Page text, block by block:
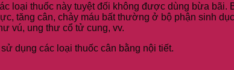
loại thuốc này tuyệt đối không được dùng bừa bãi.
tăng cân, chảy máu bất thường ở bộ phận sinh
vú, ung thư cổ tử cung, vv.
dụng các loại thuốc cân bằng nội tiết.